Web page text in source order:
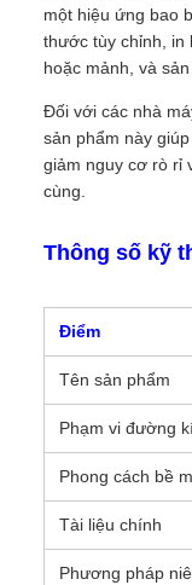
một hiệu ứng bao
thước tùy chỉnh, in
hoặc mảnh, và
Đối với các nhà
sản phẩm này
giảm nguy cơ rò rỉ
cùng.
Thông số kỹ
Điểm
Tên sản phẩm
Phạm vi đường
Phong cách bề
Tài liệu chính
Phương pháp